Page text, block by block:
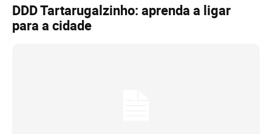
DDD Tartarugalzinho: aprenda a ligar
para a cidade